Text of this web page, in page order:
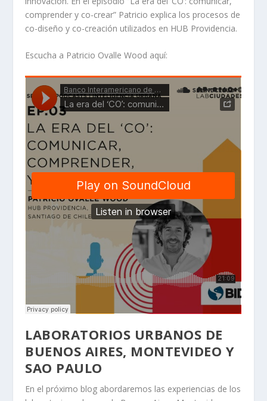
comprender y co-crear” Patricio explica los procesos de
co-diseño y co-creación utilizados en HUB Providencia.
Escucha a Patricio Ovalle Wood aquí:
LABORATORIOS URBANOS DE
BUENOS AIRES, MONTEVIDEO Y
SAO PAULO
En el próximo blog abordaremos las experiencias de los